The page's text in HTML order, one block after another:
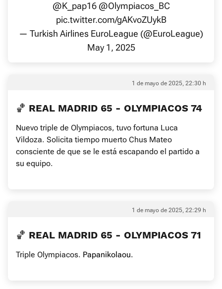
@K_pap16 @Olympiacos_BC
pic.twitter.com/gAKvoZUykB
— Turkish Airlines EuroLeague (@EuroLeague)
May 1, 2025
1 de mayo de 2025, 22:30 h
🏀 REAL MADRID 65 - OLYMPIACOS 74
Nuevo triple de Olympiacos, tuvo fortuna Luca
Vildoza. Solicita tiempo muerto Chus Mateo
consciente de que se le está escapando el partido a
su equipo.
1 de mayo de 2025, 22:29 h
🏀 REAL MADRID 65 - OLYMPIACOS 71
Triple Olympiacos. Papanikolaou.